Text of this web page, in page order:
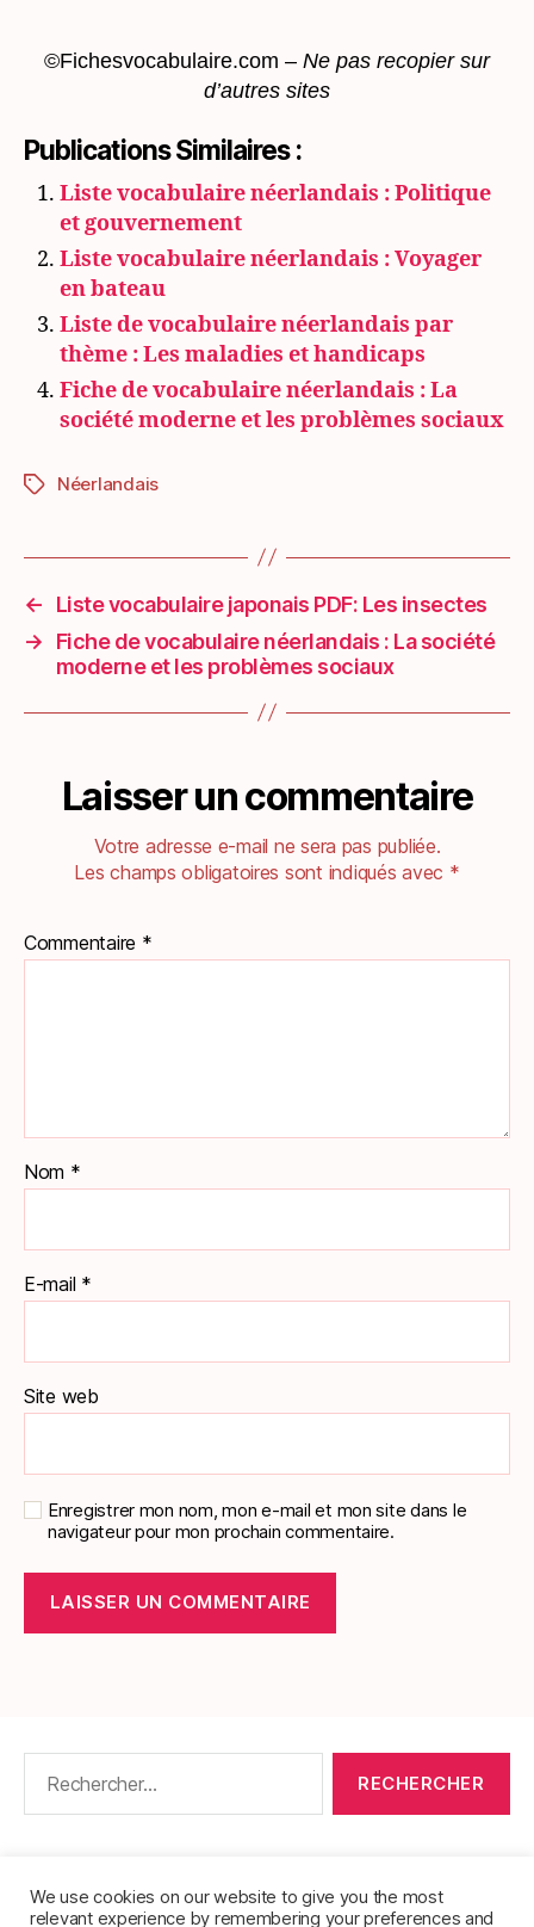
©Fichesvocabulaire.com – Ne pas recopier sur
d’autres sites
Publications Similaires :
Liste vocabulaire néerlandais : Politique
et gouvernement
Liste vocabulaire néerlandais : Voyager
en bateau
Liste de vocabulaire néerlandais par
thème : Les maladies et handicaps
Fiche de vocabulaire néerlandais : La
société moderne et les problèmes sociaux
Étiquettes
Néerlandais
←
Liste vocabulaire japonais PDF: Les insectes
→
Fiche de vocabulaire néerlandais : La société
moderne et les problèmes sociaux
Laisser un commentaire
Votre adresse e-mail ne sera pas publiée.
Les champs obligatoires sont indiqués avec *
Commentaire *
Nom *
E-mail *
Site web
Enregistrer mon nom, mon e-mail et mon site dans le
navigateur pour mon prochain commentaire.
À PROPOS•MENTIONS LÉGALES•
We use cookies on our website to give you the most
relevant experience by remembering your preferences and